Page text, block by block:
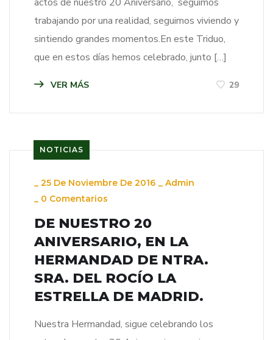
trabajando por una realidad, seguimos viviendo y
sintiendo grandes momentos.En este Triduo,
que en estos días hemos celebrado, junto […]
VER MÁS 29
NOTICIAS
_ 25 De Noviembre De 2016 _ Admin
_ 0 Comentarios
DE NUESTRO 20
ANIVERSARIO, EN LA
HERMANDAD DE NTRA.
SRA. DEL ROCÍO LA
ESTRELLA DE MADRID.
Nuestra Hermandad, sigue celebrando los